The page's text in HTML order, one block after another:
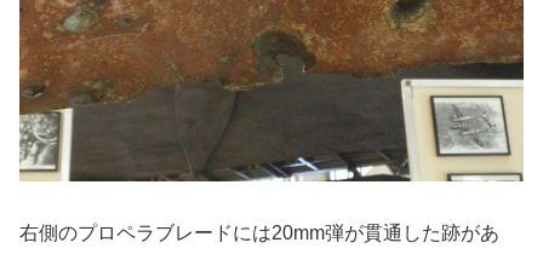
右側のプロペラブレードには20mm弾が貫通した跡があ